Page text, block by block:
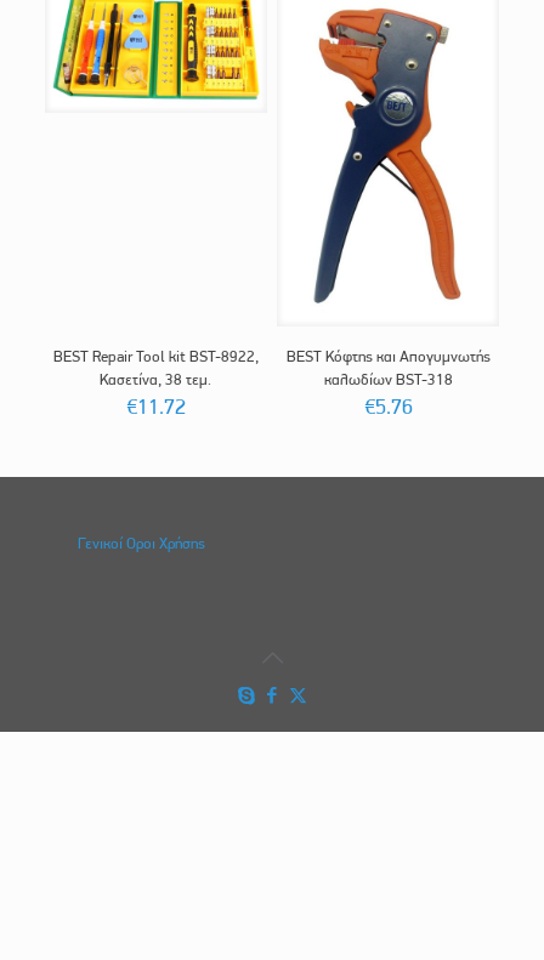
BEST Repair Tool kit BST-8922,
Κασετίνα, 38 τεμ.
€11.72
BEST Κόφτης και Απογυμνωτής
καλωδίων BST-318
€5.76
Γενικοί Οροι Χρήσης